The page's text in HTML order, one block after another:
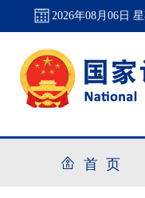
2026年08月06日
首 页